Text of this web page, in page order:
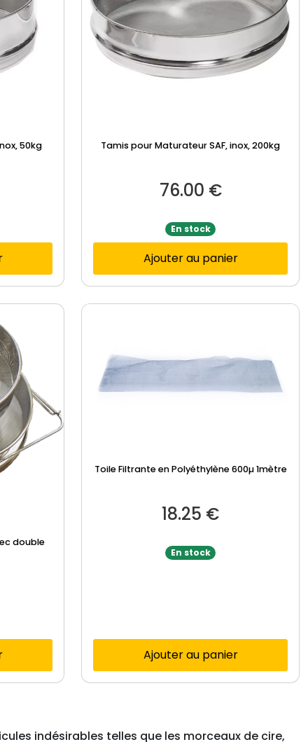
50kg Tamis pour Maturateur SAF, inox, 200kg
76.00 €
En stock
Ajouter au panier
double
Toile Filtrante en Polyéthylène 600µ 1mètre
18.25 €
En stock
Ajouter au panier
indésirables telles que les morceaux de cire,